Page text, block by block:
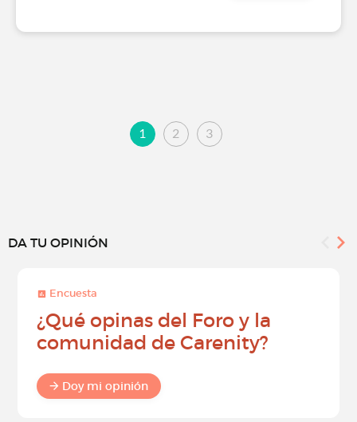
1 2 3
DA TU OPINIÓN
Encuesta
¿Qué opinas del Foro y la
comunidad de Carenity?
Doy mi opinión